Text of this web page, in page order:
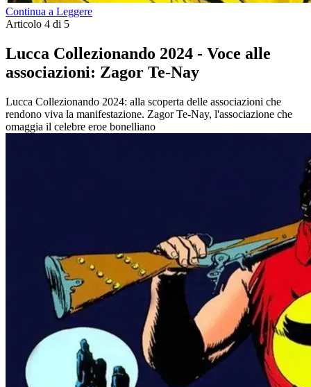
Continua a Leggere
Articolo 4 di 5
Lucca Collezionando 2024 - Voce alle
associazioni: Zagor Te-Nay
Lucca Collezionando 2024: alla scoperta delle associazioni che
rendono viva la manifestazione. Zagor Te-Nay, l'associazione che
omaggia il celebre eroe bonelliano